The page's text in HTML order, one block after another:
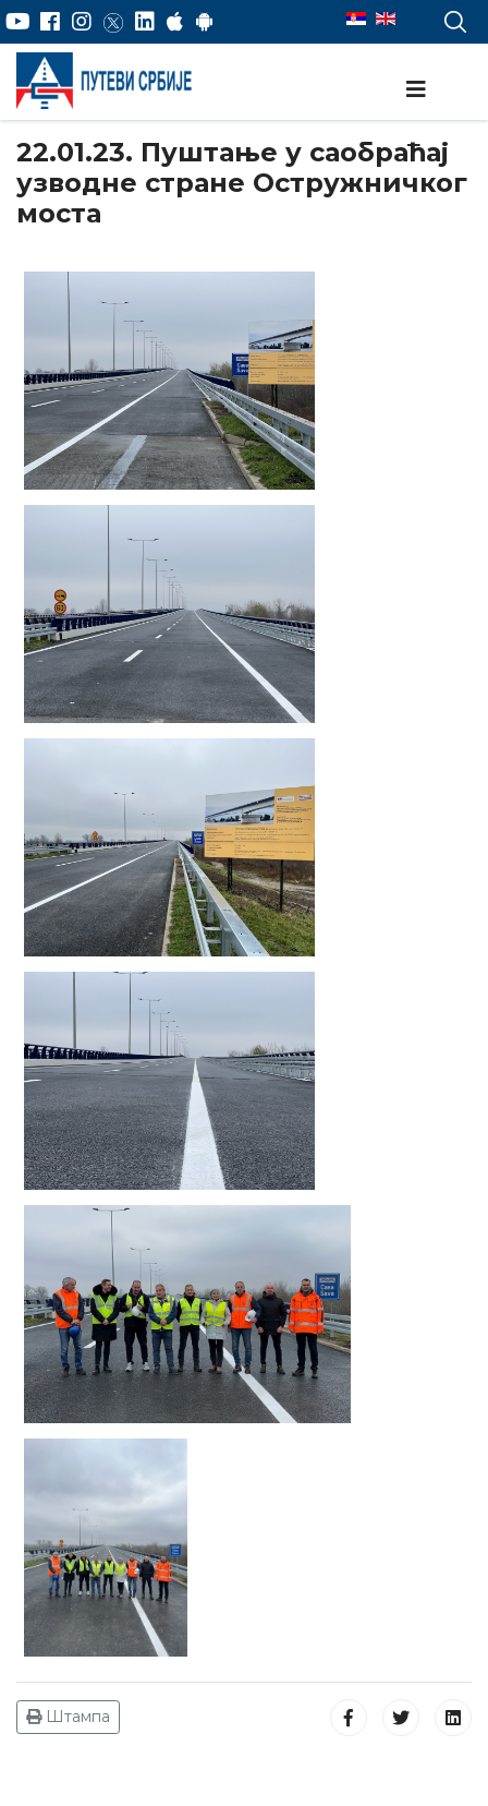
22.01.23. Пуштање у саобраћај
узводне стране Остружничког
моста
Штампа